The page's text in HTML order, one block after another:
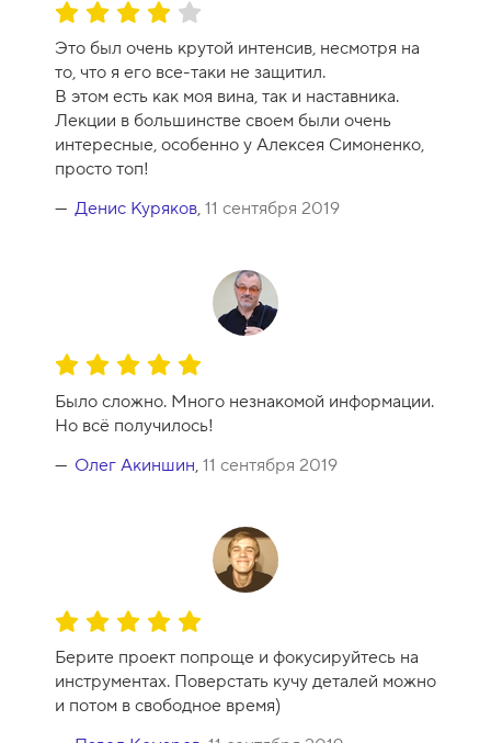
О
ц
е
н
к
а
к
у
р
Это был очень крутой интенсив, несмотря на
то, что я его все-таки не защитил.
В этом есть как моя вина, так и наставника.
Лекции в большинстве своем были очень
интересные, особенно у Алексея Симоненко,
просто топ!
Денис Куряков, 11 сентября 2019
О
е
н
к
-
1
0
Было сложно. Много незнакомой информации.
Но всё получилось!
Олег Акиншин, 11 сентября 2019
О
е
н
к
Берите проект попроще и фокусируйтесь на
инструментах. Поверстать кучу деталей можно
и потом в свободное время)